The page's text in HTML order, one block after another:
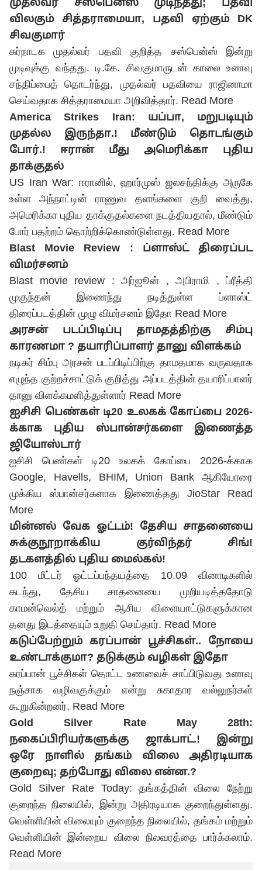
முதல்வர் சஸ்பென்ஸ் முடிந்தது; பதவி
விலகும் சித்தராமையா, பதவி ஏற்கும் DK
சிவகுமார்
கர்நாடக முதல்வர் பதவி குறித்த சஸ்பென்ஸ் இன்று
முடிவுக்கு வந்தது. டி.கே. சிவகுமாருடன் காலை உணவு
சந்திப்பைத் தொடர்ந்து, முதல்வர் பதவியை ராஜினாமா
செய்வதாக சித்தராமையா அறிவித்தார். Read More
America Strikes Iran: யப்பா, மறுபடியும்
முதல்ல இருந்தா.! மீண்டும் தொடங்கும்
போர்.! ஈரான் மீது அமெரிக்கா புதிய
தாக்குதல்
US Iran War: ஈரானில், ஹார்முஸ் ஜலசந்திக்கு அருகே
உள்ள அந்நாட்டின் ராணுவ தளங்களை குறி வைத்து,
அமெரிக்கா புதிய தாக்குதல்களை நடத்தியதால், மீண்டும்
போர் பதற்றம் தொற்றிக்கொண்டுள்ளது. Read More
Blast Movie Review : ப்ளாஸ்ட் திரைப்பட
விமர்சனம்
Blast movie review : அர்ஜூன் , அபிராமி , ப்ரீத்தி
முகுந்தன் இணைந்து நடித்துள்ள ப்ளாஸ்ட்
திரைப்படத்தின் முழு விமர்சனம் இதோ Read More
அரசன் படப்பிடிப்பு தாமதத்திற்கு சிம்பு
காரணமா ? தயாரிப்பாளர் தானு விளக்கம்
நடிகர் சிம்பு அரசன் படப்பிடிப்பிற்கு தாமதமாக வருவதாக
எழுந்த குற்றச்சாட்டுக் குறித்து அப்படத்தின் தயாரிப்பாளர்
தானு விளக்கமளித்துள்ளார் Read More
ஐசிசி பெண்கள் டி20 உலகக் கோப்பை 2026-
க்காக புதிய ஸ்பான்சர்களை இணைத்த
ஜியோஸ்டார்
ஐசிசி பெண்கள் டி20 உலகக் கோப்பை 2026-க்காக
Google, Havells, BHIM, Union Bank ஆகியோரை
முக்கிய ஸ்பான்சர்களாக இணைத்தது JioStar Read
More
மின்னல் வேக ஓட்டம்! தேசிய சாதனையை
சுக்குநூறாக்கிய குர்விந்தர் சிங்!
தடகளத்தில் புதிய மைல்கல்!
100 மீட்டர் ஓட்டப்பந்தயத்தை 10.09 வினாடிகளில்
கடந்து, தேசிய சாதனையை முறியடித்ததோடு
காமன்வெல்த் மற்றும் ஆசிய விளையாட்டுகளுக்கான
தனது இடத்தையும் உறுதி செய்தார். Read More
கடுப்பேற்றும் கரப்பான் பூச்சிகள்.. நோயை
உண்டாக்குமா? தடுக்கும் வழிகள் இதோ
கரப்பான் பூச்சிகள் தொட்ட உணவைச் சாப்பிடுவது உணவு
நஞ்சாக வழிவகுக்கும் என்று சுகாதார வல்லுநர்கள்
கூறுகின்றனர். Read More
Gold Silver Rate May 28th:
நகைப்பிரியர்களுக்கு ஜாக்பாட்.! இன்று
ஒரே நாளில் தங்கம் விலை அதிரடியாக
குறைவு; தற்போது விலை என்ன.?
Gold Silver Rate Today: தங்கத்தின் விலை நேற்று
குறைந்த நிலையில், இன்று அதிரடியாக குறைந்துள்ளது.
வெள்ளியின் விலையும் குறைந்த நிலையில், தங்கம் மற்றும்
வெள்ளியின் இன்றைய விலை நிலவரத்தை பார்க்கலாம்.
Read More